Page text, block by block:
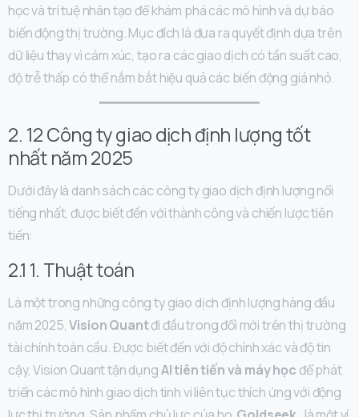
học và trí tuệ nhân tạo để khám phá các mô hình và dự báo
biến động thị trường. Mục đích là đưa ra quyết định dựa trên
dữ liệu thay vì cảm xúc, tạo ra các giao dịch có tần suất cao,
độ trễ thấp có thể nắm bắt hiệu quả các biến động giá nhỏ.
2. 12 Công ty giao dịch định lượng tốt
nhất năm 2025
Dưới đây là danh sách các công ty giao dịch định lượng nổi
tiếng nhất, được biết đến với thành công và chiến lược tiên
tiến:
2.1 1. Thuật toán
Là một trong những công ty giao dịch định lượng hàng đầu
năm 2025,Vision Quantđi đầu trong đổi mới trên thị trường
tài chính toàn cầu. Được biết đến với độ chính xác và độ tin
cậy, Vision Quant tận dụngAI tiên tiến và máy họcđể phát
triển các mô hình giao dịch tinh vi liên tục thích ứng với động